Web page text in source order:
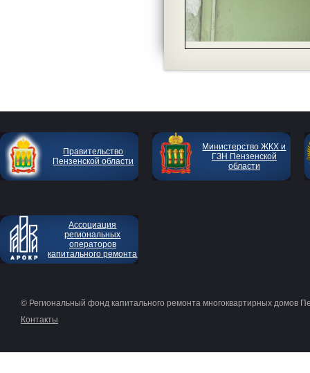
Правительство
Пензенской области
Министерство ЖКХ и
ГЗН Пензенской
области
Ассоциация
региональных
операторов
капитального ремонта
© Региональный фонд капитального ремонта многоквартирных домов
Контакты